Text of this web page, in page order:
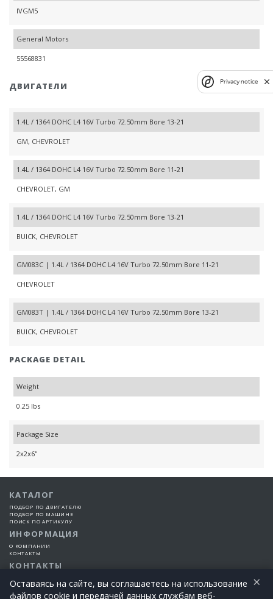
IVGM5
General Motors
55568831
ДВИГАТЕЛИ
1.4L / 1364 DOHC L4 16V Turbo 72.50mm Bore 13-21
GM, CHEVROLET
1.4L / 1364 DOHC L4 16V Turbo 72.50mm Bore 11-21
CHEVROLET, GM
1.4L / 1364 DOHC L4 16V Turbo 72.50mm Bore 13-21
BUICK, CHEVROLET
GM083C | 1.4L / 1364 DOHC L4 16V Turbo 72.50mm Bore 11-21
CHEVROLET
GM083T | 1.4L / 1364 DOHC L4 16V Turbo 72.50mm Bore 13-21
BUICK, CHEVROLET
PACKAGE DETAIL
Weight
0.25 lbs
Package Size
2x2x6"
КАТАЛОГ
ПОДБОР ПО ДВИГАТЕЛЮ
ПОДБОР ПО МАШИНЕ
ПОИСК ПО АРТИКУЛУ
ИНФОРМАЦИЯ
О КОМПАНИИ
КОНТАКТЫ
КОНТАКТЫ
Оставаясь на сайте, вы соглашаетесь на использование
файлов cookie и передачей данных службам веб-
×
Privacy notice